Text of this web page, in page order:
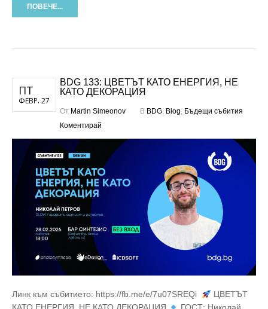
ПОВЕЧЕ...
ПТ
ФЕВР. 27
BDG 133: ЦВЕТЪТ КАТО ЕНЕРГИЯ, НЕ
КАТО ДЕКОРАЦИЯ
От Martin Simeonov В BDG, Blog, Бъдещи събития
Коментирай
Линк към събитието: https://fb.me/e/7u07SREQi
ЦВЕТЪТ